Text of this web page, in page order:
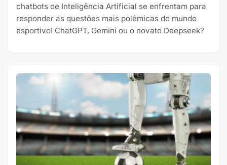
chatbots de Inteligência Artificial se enfrentam para
responder as questões mais polêmicas do mundo
esportivo! ChatGPT, Gemini ou o novato Deepseek?